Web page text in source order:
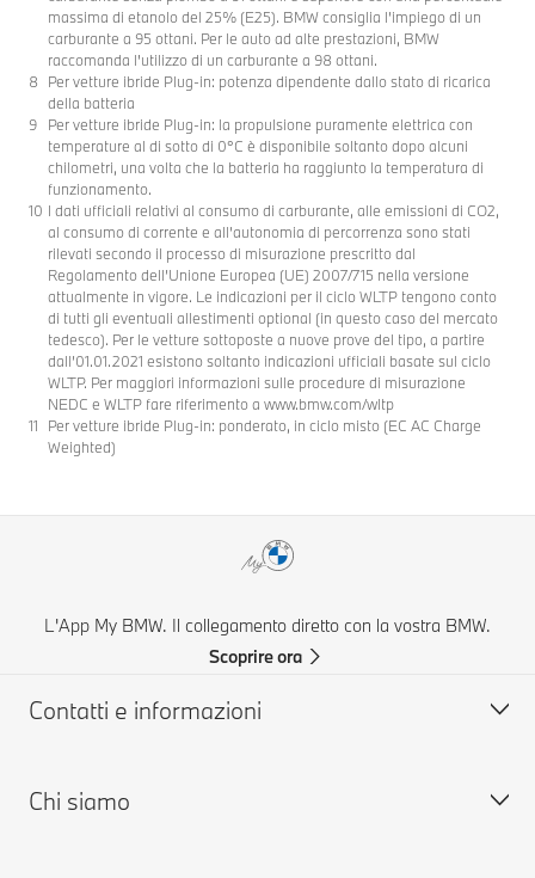
massima di etanolo del 25% (E25). BMW consiglia l’impiego di un
carburante a 95 ottani. Per le auto ad alte prestazioni, BMW
raccomanda l'utilizzo di un carburante a 98 ottani.
Per vetture ibride Plug-in: potenza dipendente dallo stato di ricarica
della batteria
Per vetture ibride Plug-in: la propulsione puramente elettrica con
temperature al di sotto di 0°C è disponibile soltanto dopo alcuni
chilometri, una volta che la batteria ha raggiunto la temperatura di
funzionamento.
I dati ufficiali relativi al consumo di carburante, alle emissioni di CO2,
al consumo di corrente e all’autonomia di percorrenza sono stati
rilevati secondo il processo di misurazione prescritto dal
Regolamento dell’Unione Europea (UE) 2007/715 nella versione
attualmente in vigore. Le indicazioni per il ciclo WLTP tengono conto
di tutti gli eventuali allestimenti optional (in questo caso del mercato
tedesco). Per le vetture sottoposte a nuove prove del tipo, a partire
dall’01.01.2021 esistono soltanto indicazioni ufficiali basate sul ciclo
WLTP. Per maggiori informazioni sulle procedure di misurazione
NEDC e WLTP fare riferimento a www.bmw.com/wltp
Per vetture ibride Plug-in: ponderato, in ciclo misto (EC AC Charge
Weighted)
L'App My BMW. Il collegamento diretto con la vostra BMW.
Scoprire ora
Contatti e informazioni
Aiuto & Contatti
Chi siamo